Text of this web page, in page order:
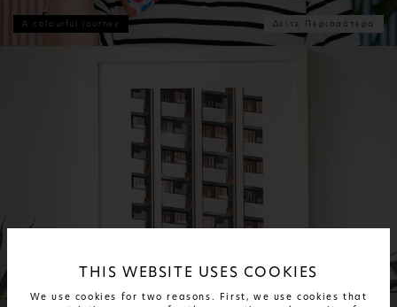
THIS WEBSITE USES COOKIES
We use cookies for two reasons. First, we use cookies that
Α colourful journey Δείτε Περισσότερα